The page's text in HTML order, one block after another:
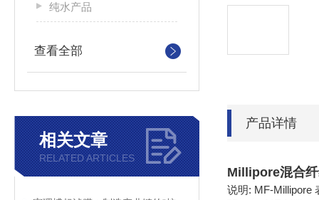
纯水产品
查看全部
相关文章
RELATED ARTICLES
产品详情
Millipore混合
说明: MF-Millipore